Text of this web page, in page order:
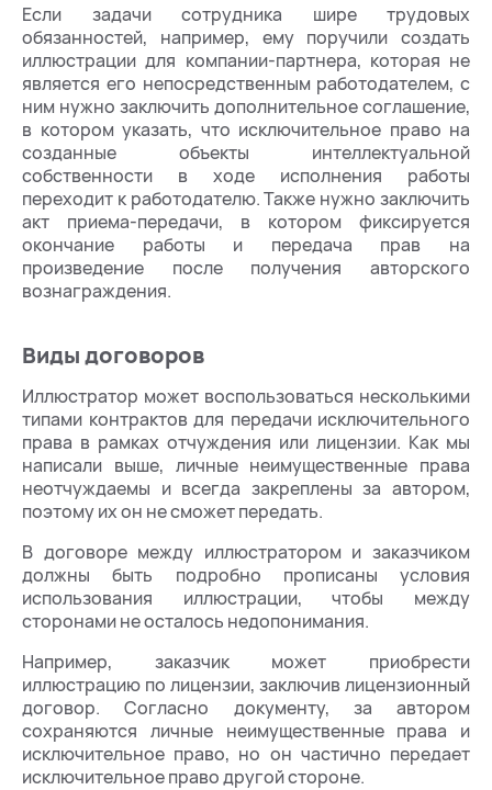
Если задачи сотрудника шире трудовых
обязанностей, например, ему поручили создать
иллюстрации для компании-партнера, которая не
является его непосредственным работодателем, с
ним нужно заключить дополнительное соглашение,
в котором указать, что исключительное право на
созданные объекты интеллектуальной
собственности в ходе исполнения работы
переходит к работодателю. Также нужно заключить
акт приема-передачи, в котором фиксируется
окончание работы и передача прав на
произведение после получения авторского
вознаграждения.
Виды договоров
Иллюстратор может воспользоваться несколькими
типами контрактов для передачи исключительного
права в рамках отчуждения или лицензии. Как мы
написали выше, личные неимущественные права
неотчуждаемы и всегда закреплены за автором,
поэтому их он не сможет передать.
В договоре между иллюстратором и заказчиком
должны быть подробно прописаны условия
использования иллюстрации, чтобы между
сторонами не осталось недопонимания.
Например, заказчик может приобрести
иллюстрацию по лицензии, заключив лицензионный
договор. Согласно документу, за автором
сохраняются личные неимущественные права и
исключительное право, но он частично передает
исключительное право другой стороне.